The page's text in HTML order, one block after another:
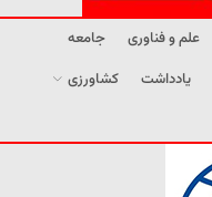
علم و فناوری
جامعه
یادداشت
کشاورزی